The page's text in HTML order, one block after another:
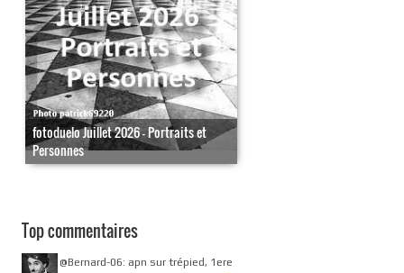
fotoduelo Juillet 2026 - Portraits et
Personnes
Top commentaires
@Bernard-06: apn sur trépied, 1ere